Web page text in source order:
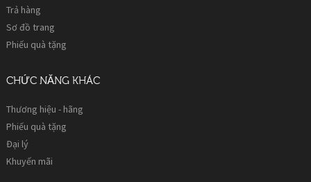
Trả hàng
Sơ đồ trang
Phiếu quà tặng
CHỨC NĂNG KHÁC
Thương hiệu - hãng
Phiếu quà tặng
Đại lý
Khuyến mãi